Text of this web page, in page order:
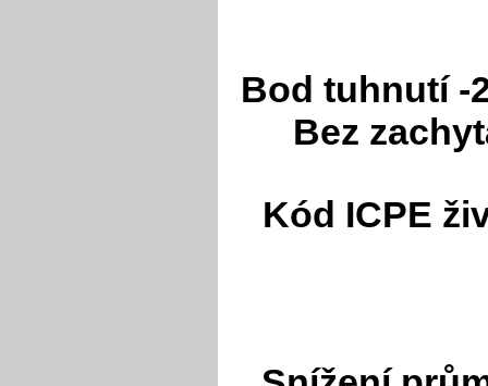
Bod tuhnutí -
Bez
Kód ICPE